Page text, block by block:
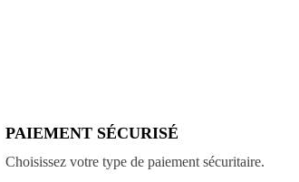
PAIEMENT SÉCURISÉ
Choisissez votre type de paiement sécuritaire.